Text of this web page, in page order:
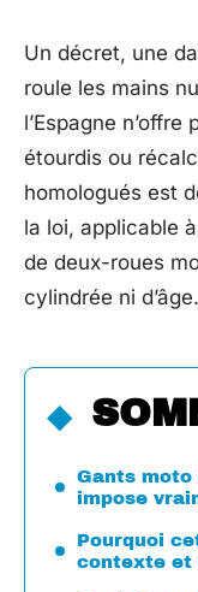
Un décret, une
roule les mains
l’Espagne
étourdis ou
homologués est
la loi, applicable
de deux-roues
cylindrée ni d’âge.
Gants moto
impose
Pourquoi
contexte et